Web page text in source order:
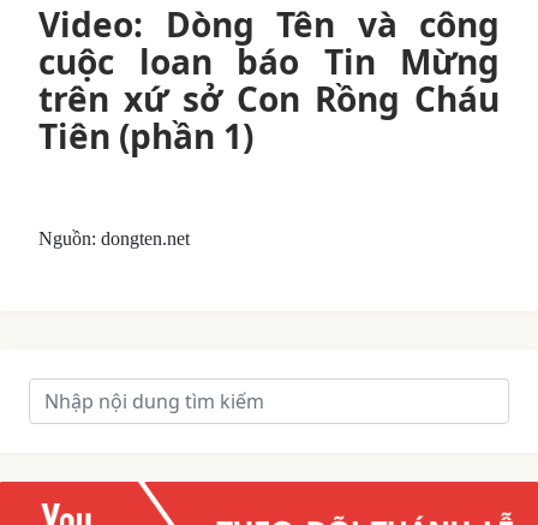
Video: Dòng Tên và công
cuộc loan báo Tin Mừng
trên xứ sở Con Rồng Cháu
Tiên (phần 1)
Nguồn: dongten.net